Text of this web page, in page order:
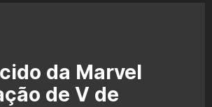
da Marvel
de V de